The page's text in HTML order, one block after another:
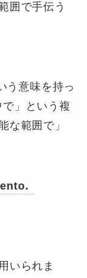
囲で手伝う
う意味を持っ
」という複
な範囲で」
いられま